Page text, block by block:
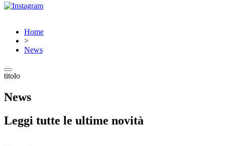
Home
>
News
titolo
News
Leggi tutte le ultime novità